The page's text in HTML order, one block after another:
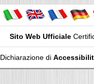
Sito Web Ufficiale
Dichiarazione di